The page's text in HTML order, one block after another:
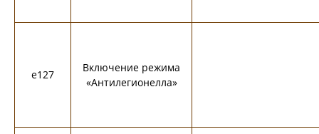
e127
Включение режима
«Антилегионелла»